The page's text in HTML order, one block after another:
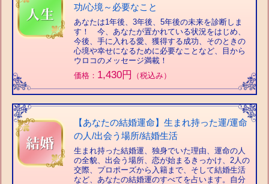
功/心境～必要なこと
あなたは1年後、3年後、5年後の未来を診断しま
す！ 今、あなたが置かれている状況をはじめ、
今後、手に入れる愛、獲得する成功、そのときの
心境や幸せになるために必要なことなど、目から
ウロコのメッセージ満載！
価格： 1,430円 （税込み）
【あなたの結婚運命】生まれ持った運/運命
の人/出会う場所/結婚生活
生まれ持った結婚運、独身でいた理由、運命の人
の全貌、出会う場所、恋が始まるきっかけ、2人の
交際、プロポーズから入籍まで、そして結婚生活
など、あなたの結婚運のすべてを占います。自分